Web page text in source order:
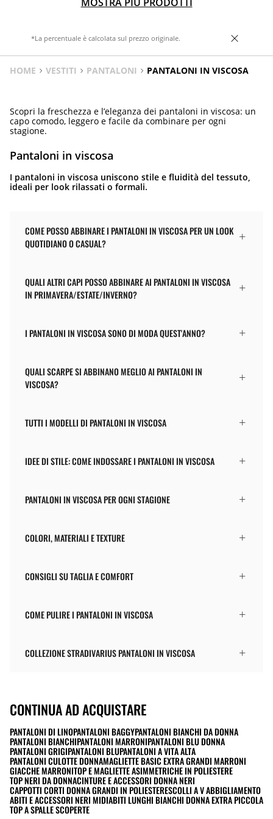
*La percentuale è calcolata sul prezzo originale.
HOME VESTITI PANTALONI PANTALONI IN VISCOSA
Scopri la freschezza e l’eleganza dei pantaloni in viscosa: un
capo comodo, leggero e facile da combinare per ogni
stagione.
Pantaloni in viscosa
I pantaloni in viscosa uniscono stile e fluidità del tessuto,
ideali per look rilassati o formali.
COME POSSO ABBINARE I PANTALONI IN VISCOSA PER UN LOOK
QUOTIDIANO O CASUAL?
QUALI ALTRI CAPI POSSO ABBINARE AI PANTALONI IN VISCOSA
IN PRIMAVERA/ESTATE/INVERNO?
I PANTALONI IN VISCOSA SONO DI MODA QUEST'ANNO?
QUALI SCARPE SI ABBINANO MEGLIO AI PANTALONI IN
VISCOSA?
TUTTI I MODELLI DI PANTALONI IN VISCOSA
IDEE DI STILE: COME INDOSSARE I PANTALONI IN VISCOSA
PANTALONI IN VISCOSA PER OGNI STAGIONE
COLORI, MATERIALI E TEXTURE
CONSIGLI SU TAGLIA E COMFORT
COME PULIRE I PANTALONI IN VISCOSA
COLLEZIONE STRADIVARIUS PANTALONI IN VISCOSA
CONTINUA AD ACQUISTARE
PANTALONI DI LINOPANTALONI BAGGYPANTALONI BIANCHI DA DONNA
PANTALONI BIANCHIPANTALONI MARRONIPANTALONI BLU DONNA
PANTALONI GRIGIPANTALONI BLUPANTALONI A VITA ALTA
PANTALONI CULOTTE DONNAMAGLIETTE BASIC EXTRA GRANDI MARRONI
GIACCHE MARRONITOP E MAGLIETTE ASIMMETRICHE IN POLIESTERE
TOP NERI DA DONNACINTURE E ACCESSORI DONNA NERI
CAPPOTTI CORTI DONNA GRANDI IN POLIESTERESCOLLI A V ABBIGLIAMENTO
ABITI E ACCESSORI NERI MIDIABITI LUNGHI BIANCHI DONNA EXTRA PICCOLA
TOP A SPALLE SCOPERTE